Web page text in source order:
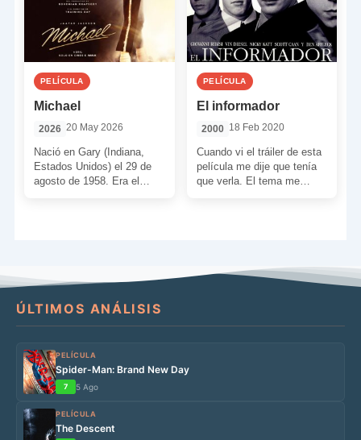
PELÍCULA
Michael
2026 20 May 2026
Nació en Gary (Indiana,
Estados Unidos) el 29 de
agosto de 1958. Era el
PELÍCULA
El informador
2000 18 Feb 2020
Cuando vi el tráiler de esta
película me dije que tenía
que verla. El tema me
ÚLTIMOS ANÁLISIS
PELÍCULA
Spider-Man: Brand New Day
7 5 Ago
PELÍCULA
The Descent